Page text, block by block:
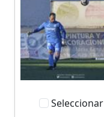
Seleccionar